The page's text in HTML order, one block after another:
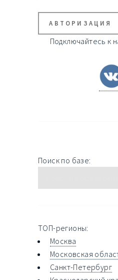
АВТОРИЗАЦИЯ
Подключайтесь к
Поиск по базе:
ТОП-регионы:
Москва
Московская
Санкт-Петербург